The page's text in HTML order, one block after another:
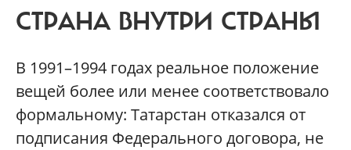
СТРАНА ВНУТРИ СТРАНЫ
В 1991–1994 годах реальное положение
вещей более или менее соответствовало
формальному: Татарстан отказался от
подписания Федерального договора, не